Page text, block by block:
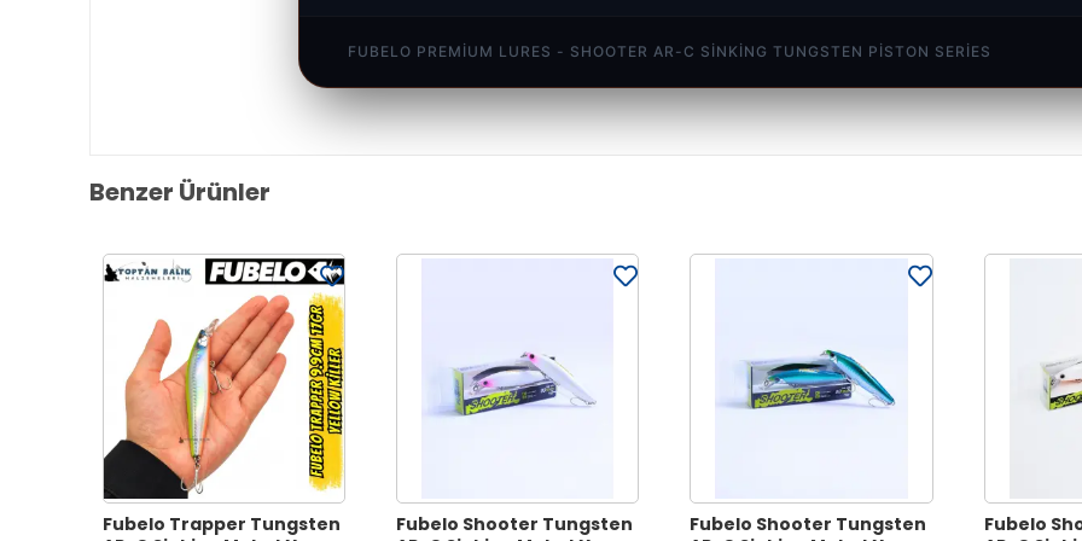
FUBELO PREMIUM LURES - SHOOTER AR-C SINKING TUNGSTEN PISTON SERIES
Benzer Ürünler
Fubelo Trapper Tungsten
Fubelo Shooter Tungsten
Fubelo Shooter Tungsten
Fubelo